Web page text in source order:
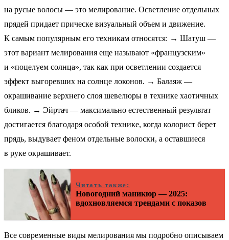
на русые волосы — это мелирование. Осветление отдельных
прядей придает прическе визуальный объем и движение.
К самым популярным его техникам относятся: → Шатуш —
этот вариант мелирования еще называют «французским»
и «поцелуем солнца», так как при осветлении создается
эффект выгоревших на солнце локонов. → Балаяж —
окрашивание верхнего слоя шевелюры в технике хаотичных
бликов. → Эйртач — максимально естественный результат
достигается благодаря особой технике, когда колорист берет
прядь, выдувает феном отдельные волоски, а оставшиеся
в руке окрашивает.
Читать также:
Новогодний маникюр — 2025:
вдохновляемся трендами с показов
Все современные виды мелирования мы подробно описываем